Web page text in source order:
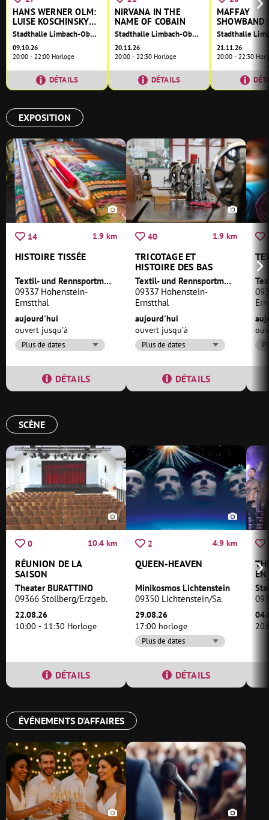
HANS WERNER OLM:
LUISE KOSCHINSKY –
EIN PULLOVER VOLL
FRAU
Stadthalle Limbach-Oberfrohna
09.10.26
20:00 - 22:00 Horloge
DÉTAILS
NIRVANA IN THE
NAME OF COBAIN
Stadthalle Limbach-Oberfrohna
20.11.26
20:00 - 22:30 Horloge
DÉTAILS
MAFFAY
SHOWBAND:
TRIBUTE AN
MAFFAY
21.11.26
20:00 - 22:30
EXPOSITION
14 1.9 km
HISTOIRE TISSÉE
Textil- und Rennsportmuseum Hohenstein-Ernstthal
09337 Hohenstein-
Ernstthal
aujourd'hui
ouvert jusqu'à
Plus de dates
DÉTAILS
40 1.9 km
TRICOTAGE ET
HISTOIRE DES BAS
Textil- und Rennsportmuseum Hohenstein-Ernstthal
09337 Hohenstein-
Ernstthal
aujourd'hui
ouvert jusqu'à
Plus de dates
DÉTAILS
SCÈNE
0 10.4 km
RÉUNION DE LA
SAISON
Theater BURATTINO
09366 Stollberg/Erzgeb.
22.08.26
10:00 - 11:30 Horloge
DÉTAILS
2 4.9 km
QUEEN-HEAVEN
Minikosmos Lichtenstein
09350 Lichtenstein/Sa.
29.08.26
17:00 horloge
Plus de dates
DÉTAILS
ÉVÉNEMENTS D'AFFAIRES